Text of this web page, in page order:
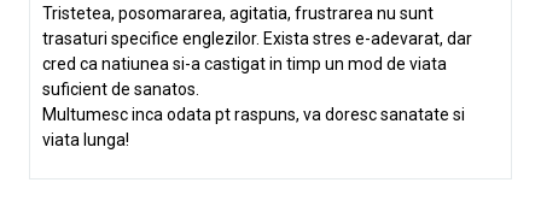
Tristetea, posomararea, agitatia, frustrarea nu sunt
trasaturi specifice englezilor. Exista stres e-adevarat, dar
cred ca natiunea si-a castigat in timp un mod de viata
suficient de sanatos.
Multumesc inca odata pt raspuns, va doresc sanatate si
viata lunga!